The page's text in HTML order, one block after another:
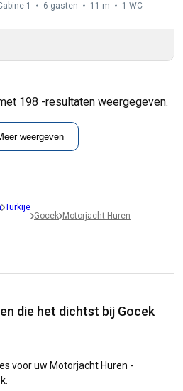
1 6 gasten 11 m 1 WC
198 -resultaten weergegeven.
weergeven
Turkije
Gocek Motorjacht Huren
die het dichtst bij Gocek
voor uw Motorjacht Huren -